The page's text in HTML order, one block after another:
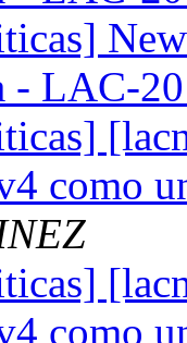
- LAC-
como
como